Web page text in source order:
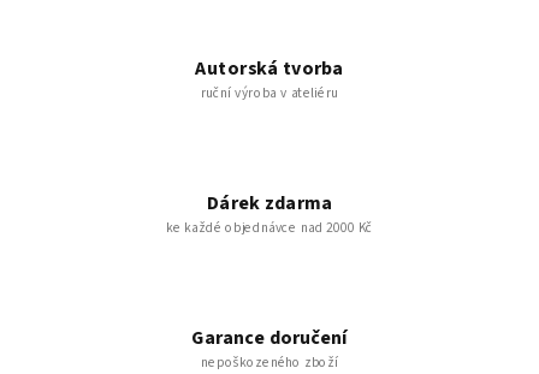
Autorská tvorba
ruční výroba v ateliéru
Dárek zdarma
ke každé objednávce nad 2000 Kč
Garance doručení
nepoškozeného zboží